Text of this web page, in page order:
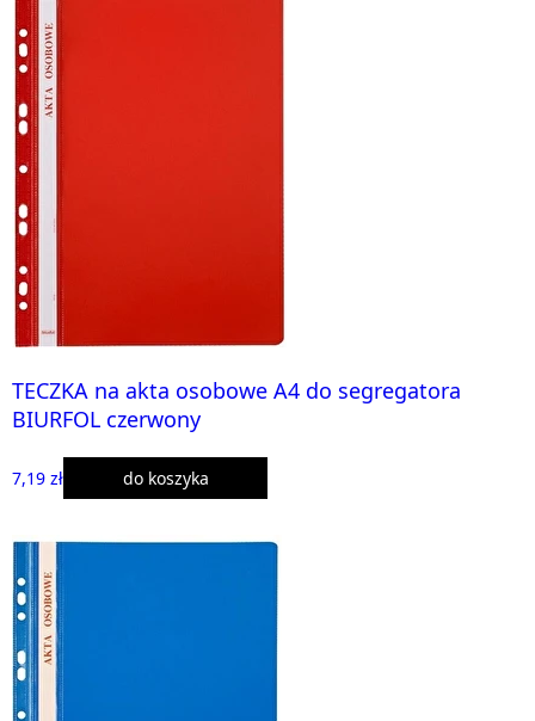
TECZKA na akta osobowe A4 do segregatora
BIURFOL czerwony
7,19 zł do koszyka